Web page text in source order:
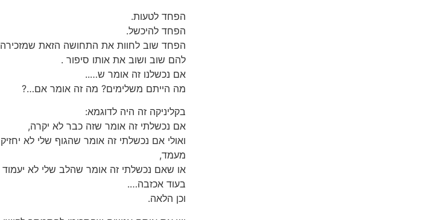
הפחד לטעות.
הפחד להיכשל.
הפחד שוב לחוות את התחושה הזאת שמזכירה
להם שוב ושוב את אותו סיפור .
אם נכשלנו זה אומר ש…..
מה הייתם משלימים? מה זה אומר אם…?
בקליניקה זה היה לדוגמא:
אם נכשלתי זה אומר שזה כבר לא יקרה,
ואולי אם נכשלתי זה אומר שהגוף שלי לא יחזיק
מעמד,
או שאם נכשלתי זה אומר שהלב שלי לא יעמוד
בעוד אכזבה….
וכן הלאה.